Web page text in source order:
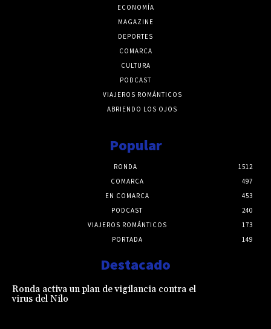
ECONOMÍA
MAGAZINE
DEPORTES
COMARCA
CULTURA
PODCAST
VIAJEROS ROMÁNTICOS
ABRIENDO LOS OJOS
Popular
RONDA
1512
COMARCA
497
EN COMARCA
453
PODCAST
240
VIAJEROS ROMÁNTICOS
173
PORTADA
149
Destacado
Ronda activa un plan de vigilancia contra el
virus del Nilo